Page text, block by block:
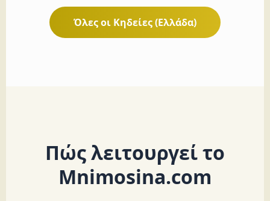
Όλες οι Κηδείες (Ελλάδα)
Πώς λειτουργεί το
Mnimosina.com